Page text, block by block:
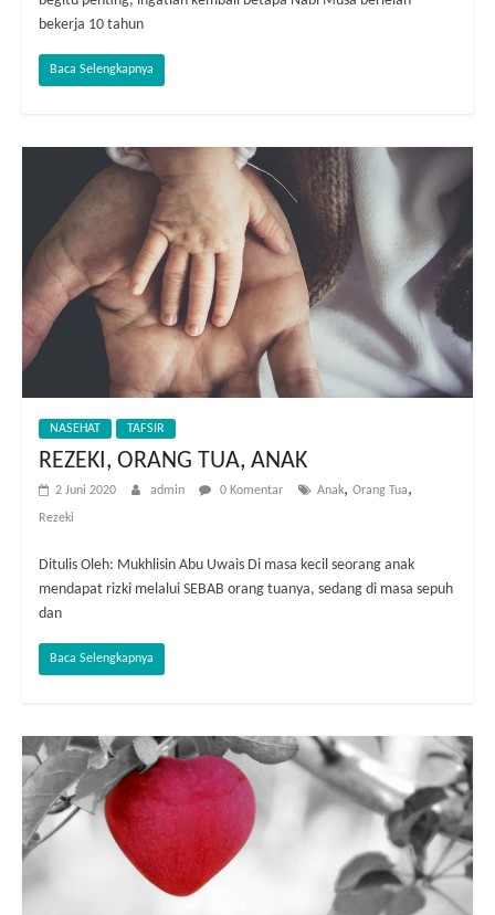
bekerja 10 tahun
Baca Selengkapnya
NASEHAT TAFSIR
REZEKI, ORANG TUA, ANAK
2 Juni 2020 admin 0 Komentar Anak, Orang Tua,
Rezeki
Ditulis Oleh: Mukhlisin Abu Uwais Di masa kecil seorang anak
mendapat rizki melalui SEBAB orang tuanya, sedang di masa sepuh
dan
Baca Selengkapnya